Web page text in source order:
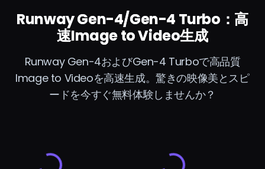
Runway Gen-4/Gen-4 Turbo：高
速Image to Video生成
Runway Gen-4およびGen-4 Turboで高品質
Image to Videoを高速生成。驚きの映像美とスピ
ードを今すぐ無料体験しませんか？